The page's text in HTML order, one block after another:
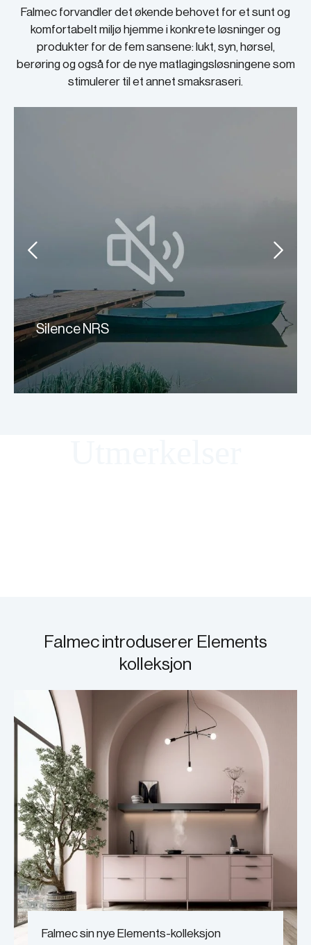
Falmec forvandler det økende behovet for et sunt og
komfortabelt miljø hjemme i konkrete løsninger og
produkter for de fem sansene: lukt, syn, hørsel,
berøring og også for de nye matlagingsløsningene som
stimulerer til et annet smaksraseri.
Silence NRS
Falmec introduserer Elements
kolleksjon
Falmec sin nye Elements-kolleksjon